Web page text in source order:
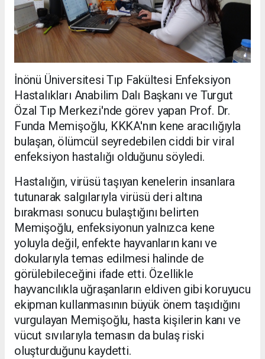
İnönü Üniversitesi Tıp Fakültesi Enfeksiyon
Hastalıkları Anabilim Dalı Başkanı ve Turgut
Özal Tıp Merkezi'nde görev yapan Prof. Dr.
Funda Memişoğlu, KKKA'nın kene aracılığıyla
bulaşan, ölümcül seyredebilen ciddi bir viral
enfeksiyon hastalığı olduğunu söyledi.
Hastalığın, virüsü taşıyan kenelerin insanlara
tutunarak salgılarıyla virüsü deri altına
bırakması sonucu bulaştığını belirten
Memişoğlu, enfeksiyonun yalnızca kene
yoluyla değil, enfekte hayvanların kanı ve
dokularıyla temas edilmesi halinde de
görülebileceğini ifade etti. Özellikle
hayvancılıkla uğraşanların eldiven gibi koruyucu
ekipman kullanmasının büyük önem taşıdığını
vurgulayan Memişoğlu, hasta kişilerin kanı ve
vücut sıvılarıyla temasın da bulaş riski
oluşturduğunu kaydetti.